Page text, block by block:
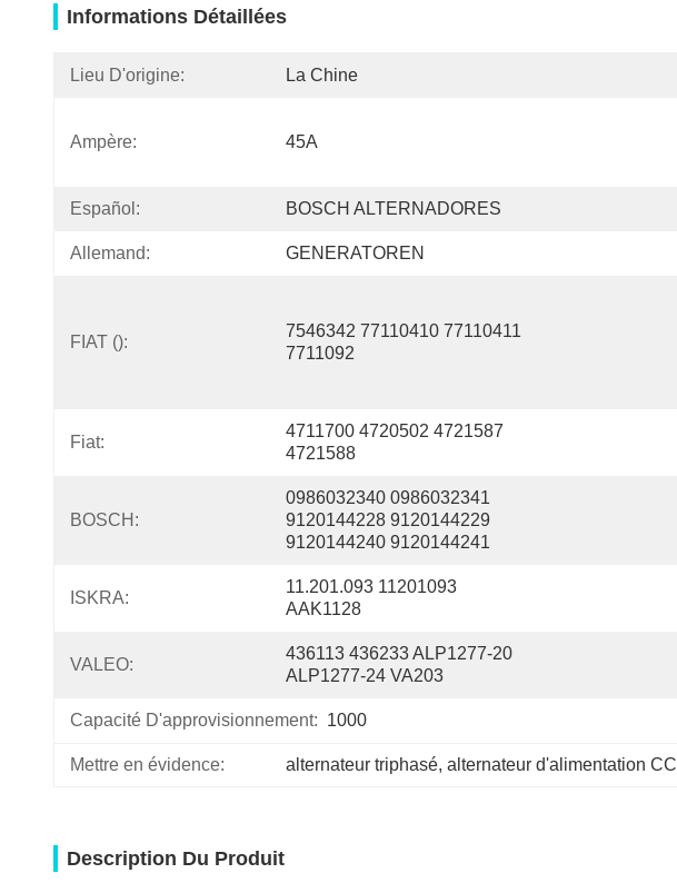
Informations Détaillées
Lieu D'origine: La Chine
Ampère: 45A
Español: BOSCH ALTERNADORES
Allemand: GENERATOREN
FIAT ():
7546342 77110410 77110411
7711092
Fiat:
4711700 4720502 4721587
4721588
BOSCH:
0986032340 0986032341
9120144228 9120144229
9120144240 9120144241
ISKRA:
11.201.093 11201093
AAK1128
VALEO:
436113 436233 ALP1277-20
ALP1277-24 VA203
Capacité D'approvisionnement: 1000
Mettre en évidence: alternateur triphasé, alternateur d'alimentation CC
Description Du Produit